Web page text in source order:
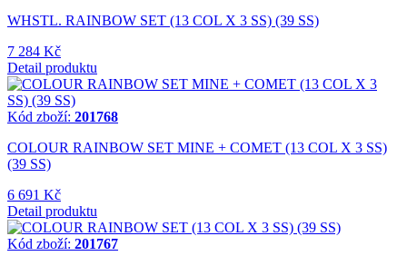
WHSTL. RAINBOW SET (13 COL X 3 SS) (39 SS)
7 284 Kč
Detail produktu
Kód zboží: 201768
COLOUR RAINBOW SET MINE + COMET (13 COL X 3 SS)
(39 SS)
6 691 Kč
Detail produktu
Kód zboží: 201767